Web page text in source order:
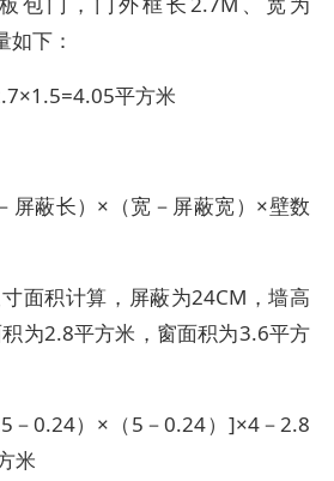
下：
平方米
屏蔽长）×（宽－屏蔽宽）×壁数
面积计算，屏蔽为24CM，墙高
为2.8平方米，窗面积为3.6平方
－0.24）×（5－0.24）]×4－2.8
米